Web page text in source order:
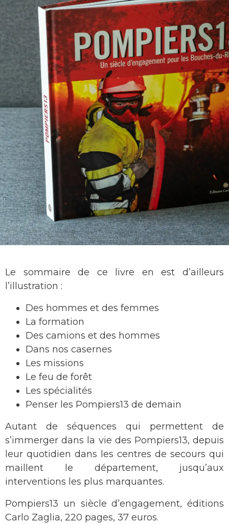
Le sommaire de ce livre en est d’ailleurs
l’illustration :
Des hommes et des femmes
La formation
Des camions et des hommes
Dans nos casernes
Les missions
Le feu de forêt
Les spécialités
Penser les Pompiers13 de demain
Autant de séquences qui permettent de
s’immerger dans la vie des Pompiers13, depuis
leur quotidien dans les centres de secours qui
maillent le département, jusqu’aux
interventions les plus marquantes.
Pompiers13 un siècle d’engagement, éditions
Carlo Zaglia, 220 pages, 37 euros.